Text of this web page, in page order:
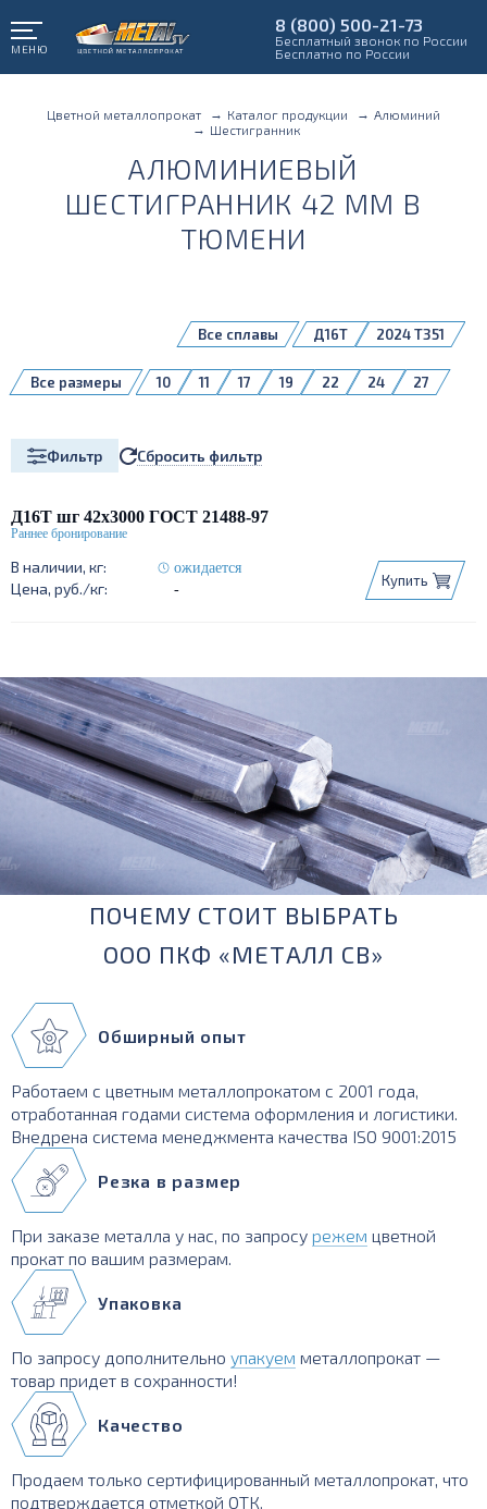
МЕНЮ
8 (800) 500-21-73
Бесплатный звонок по России
Бесплатно по России
Цветной металлопрокат Каталог продукции
Алюминий
Шестигранник
АЛЮМИНИЕВЫЙ
ШЕСТИГРАННИК 42 ММ В
ТЮМЕНИ
Д16Т 2024 T351
Все сплавы
10 11 17 19 22 24
27
Все размеры
Фильтр Сбросить фильтр
Д16Т шг 42х3000 ГОСТ 21488-97
ожидается
-
Купить
ПОЧЕМУ СТОИТ ВЫБРАТЬ
ООО ПКФ «МЕТАЛЛ СВ»
Обширный опыт
Работаем с цветным металлопрокатом с 2001 года,
отработанная годами система оформления и логистики.
Внедрена система менеджмента качества ISO 9001:2015
Резка в размер
При заказе металла у нас, по запросу режем цветной
прокат по вашим размерам.
Упаковка
По запросу дополнительно упакуем металлопрокат —
товар придет в сохранности!
Качество
Продаем только сертифицированный металлопрокат, что
подтверждается отметкой ОТК.